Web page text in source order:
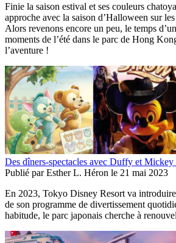
Finie la saison estival et ses couleurs
approche avec la saison d’Halloween sur
Alors revenons encore un peu, le temps
moments de l’été dans le parc de Hong
l’aventure !
Des dîners-spectacles avec Duffy et
Publié parEsther L. Héron le 21 mai 2023
En 2023, Tokyo Disney Resort va introduire
de son programme de divertissement
habitude, le parc japonais cherche à